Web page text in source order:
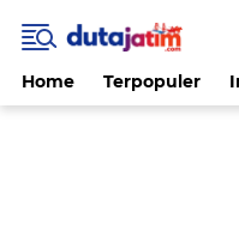
Home Terpopuler